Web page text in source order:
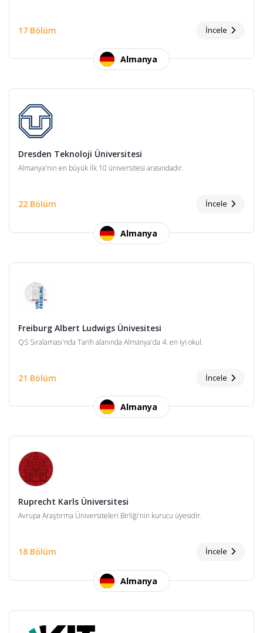
17 Bölüm İncele
Almanya
Dresden Teknoloji Üniversitesi
Almanya'nın en büyük İlk 10 üniversitesi arasındadır.
22 Bölüm İncele
Almanya
Freiburg Albert Ludwigs Ünivesitesi
QS Sıralaması'nda Tarih alanında Almanya'da 4. en iyi okul.
21 Bölüm İncele
Almanya
Ruprecht Karls Üniversitesi
Avrupa Araştırma Üniversiteleri Birliği'nin kurucu üyesidir.
18 Bölüm İncele
Almanya